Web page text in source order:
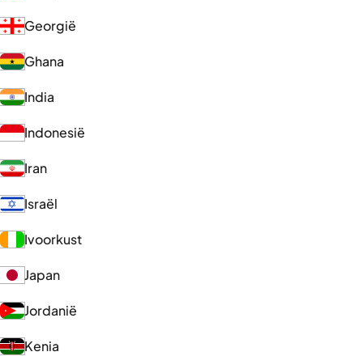
Georgië
Ghana
India
Indonesië
Iran
Israël
Ivoorkust
Japan
Jordanië
Kenia